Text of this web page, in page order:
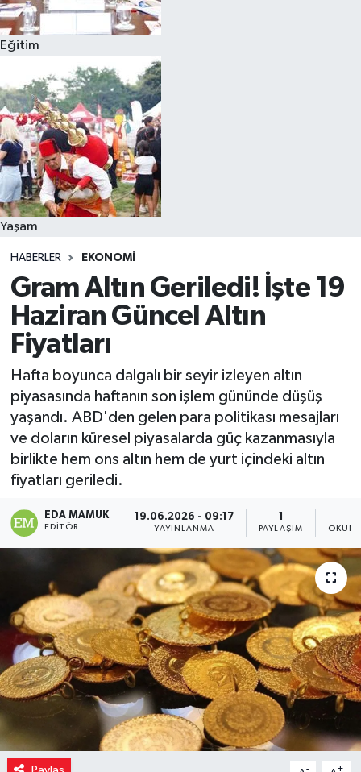
Eğitim
Yaşam
HABERLER EKONOMI
Gram Altın Geriledi! İşte 19
Haziran Güncel Altın
Fiyatları
Hafta boyunca dalgalı bir seyir izleyen altın
piyasasında haftanın son işlem gününde düşüş
yaşandı. ABD'den gelen para politikası mesajları
ve doların küresel piyasalarda güç kazanmasıyla
birlikte hem ons altın hem de yurt içindeki altın
fiyatları geriledi.
EDA MAMUK
EDITÖR
19.06.2026 - 09:17
YAYINLANMA PAYLAŞIM
- +